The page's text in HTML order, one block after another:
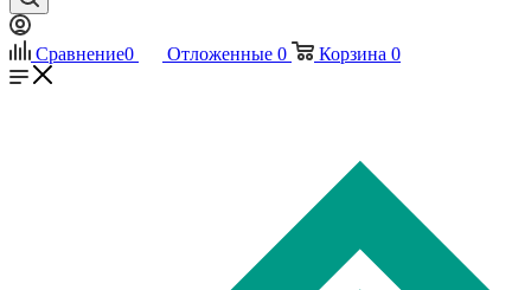
Сравнение0 Отложенные 0 Корзина 0